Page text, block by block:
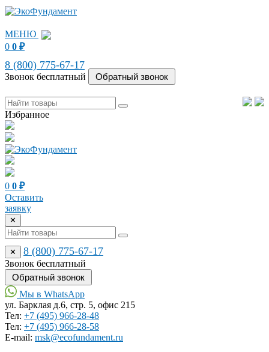
МЕНЮ
0 0 ₽
8 (800) 775-67-17
Звонок бесплатный
Избранное
0 0 ₽
Оставить
заявку
✕
✕ 8 (800) 775-67-17
Звонок бесплатный
Мы в WhatsApp
ул. Барклая д.6, стр. 5, офис 215
Тел: +7 (495) 966-28-48
Тел: +7 (495) 966-28-58
Е-mail: msk@ecofundament.ru